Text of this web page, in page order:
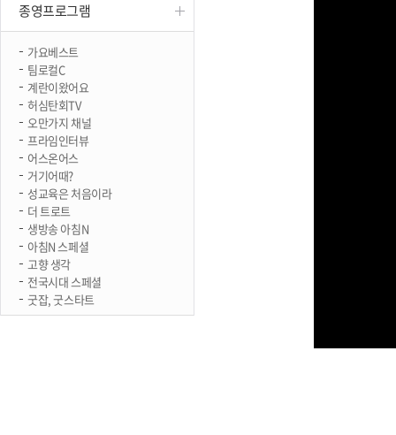
종영프로그램
가요베스트
팀로컬C
계란이왔어요
허심탄회TV
오만가지 채널
프라임인터뷰
어스온어스
거기어때?
성교육은 처음이라
더 트로트
생방송 아침N
아침N 스페셜
고향 생각
전국시대 스페셜
굿잡, 굿스타트